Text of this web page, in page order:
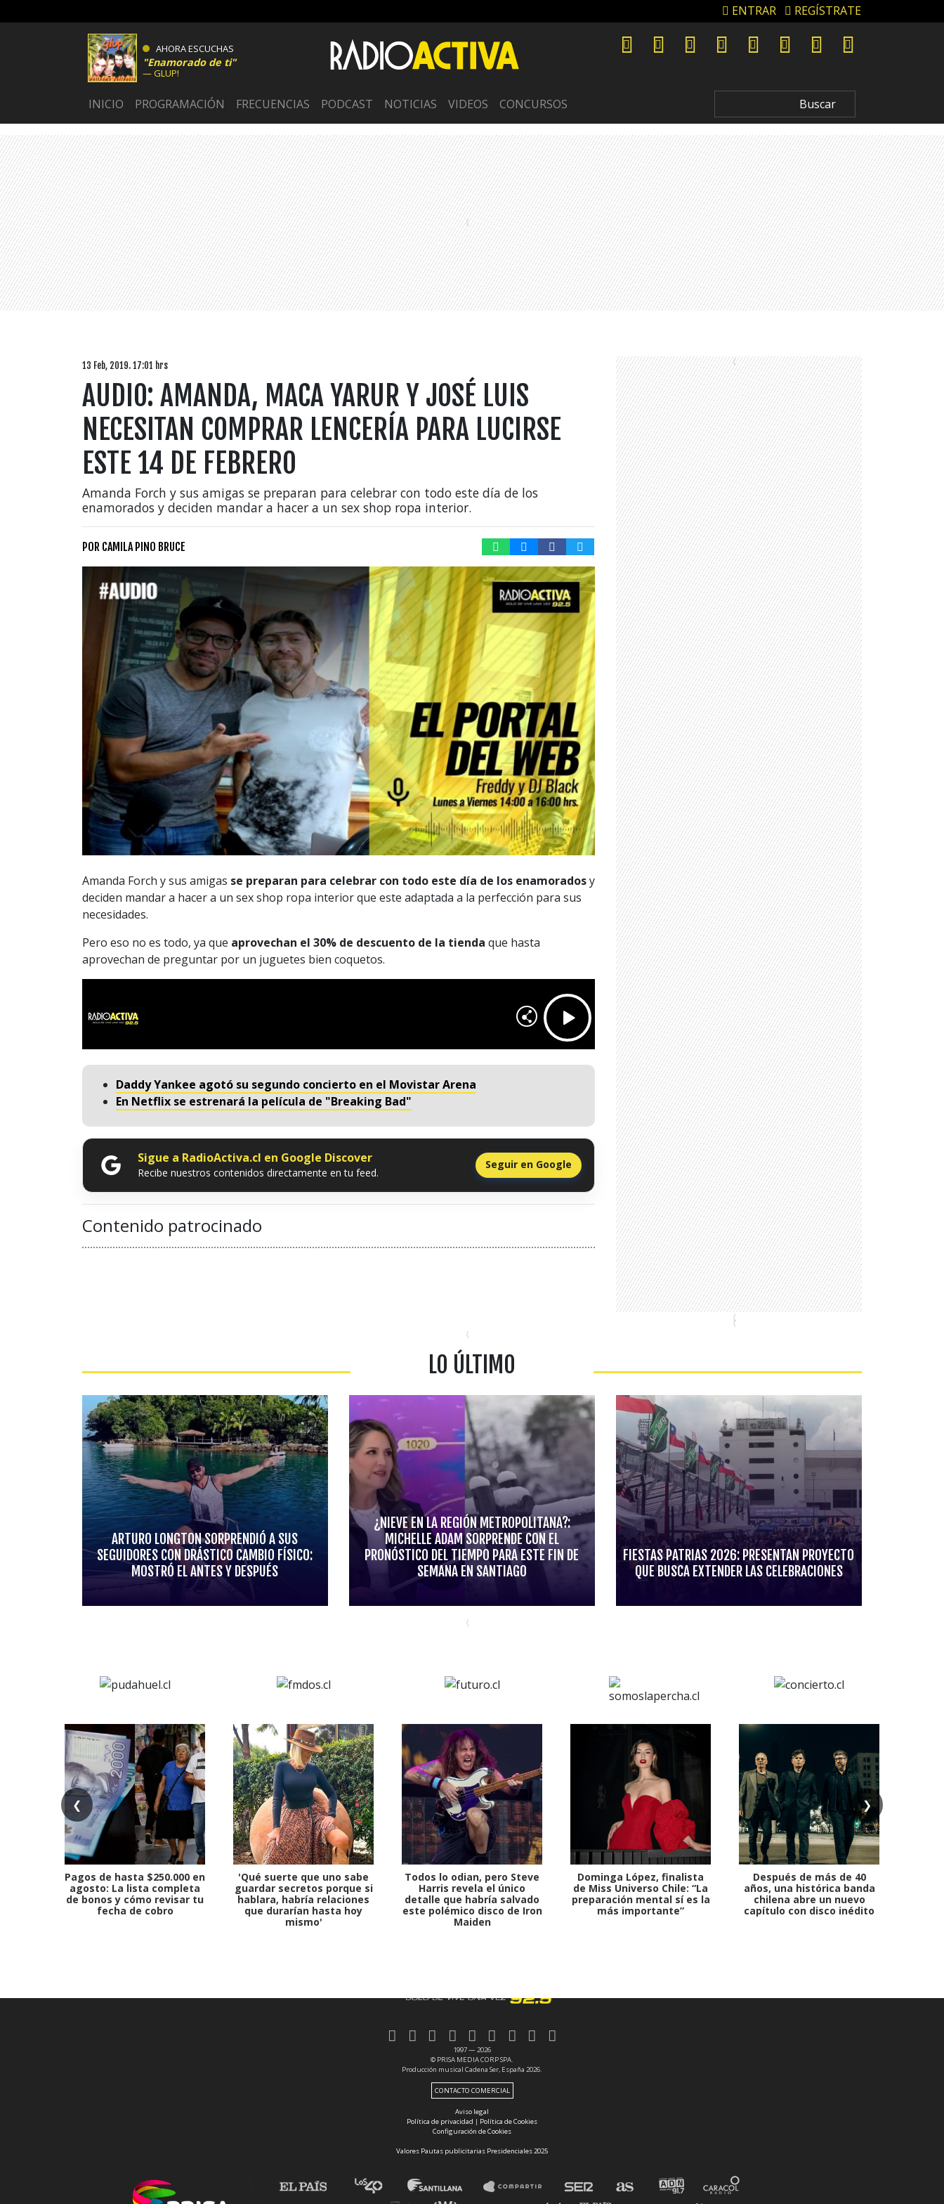
ENTRAR REGÍSTRATE
AHORA ESCUCHAS
Enamorado de ti
GLUP!
INICIO PROGRAMACIÓN FRECUENCIAS PODCAST NOTICIAS VIDEOS CONCURSOS
13 Feb, 2019. 17:01 hrs
AUDIO: AMANDA, MACA YARUR Y JOSÉ LUIS
NECESITAN COMPRAR LENCERÍA PARA LUCIRSE
ESTE 14 DE FEBRERO
Amanda Forch y sus amigas se preparan para celebrar con todo este día de los
enamorados y deciden mandar a hacer a un sex shop ropa interior.
POR CAMILA PINO BRUCE
Amanda Forch y sus amigas se preparan para celebrar con todo este día de los enamoradosy
deciden mandar a hacer a un sex shop ropa interior que este adaptada a la perfección para sus
necesidades.
Pero eso no es todo, ya que aprovechan el 30% de descuento de la tienda que hasta
aprovechan de preguntar por un juguetes bien coquetos.
Daddy Yankee agotó su segundo concierto en el Movistar Arena
En Netflix se estrenará la película de "Breaking Bad"
Sigue a RadioActiva.cl en Google Discover
Recibe nuestros contenidos directamente en tu feed.
Seguir en Google
Contenido patrocinado
LO ÚLTIMO
ARTURO LONGTON SORPRENDIÓ A SUS
SEGUIDORES CON DRÁSTICO CAMBIO FÍSICO:
MOSTRÓ EL ANTES Y DESPUÉS
¿NIEVE EN LA REGIÓN METROPOLITANA?:
MICHELLE ADAM SORPRENDE CON EL
PRONÓSTICO DEL TIEMPO PARA ESTE FIN DE
SEMANA EN SANTIAGO
FIESTAS PATRIAS 2026: PRESENTAN PROYECTO
QUE BUSCA EXTENDER LAS CELEBRACIONES
❮ ❯
Pagos de hasta $250.000 en
agosto: La lista completa
de bonos y cómo revisar tu
fecha de cobro
'Qué suerte que uno sabe
guardar secretos porque si
hablara, habría relaciones
que durarían hasta hoy
mismo'
Todos lo odian, pero Steve
Harris revela el único
detalle que habría salvado
este polémico disco de Iron
Maiden
Dominga López, finalista
de Miss Universo Chile: “La
preparación mental sí es la
más importante”
Después de más de 40
años, una histórica banda
chilena abre un nuevo
capítulo con disco inédito
1997 — 2026
© PRISA MEDIA CORP SPA.
Producción musical Cadena Ser, España 2026.
CONTACTO COMERCIAL
Aviso legal
Política de privacidad | Política de Cookies
Configuración de Cookies
Valores Pautas publicitarias Presidenciales 2025